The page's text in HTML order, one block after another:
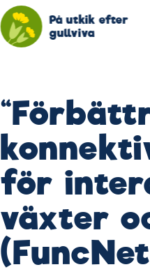
På utkik efter
gullviva
för
växter